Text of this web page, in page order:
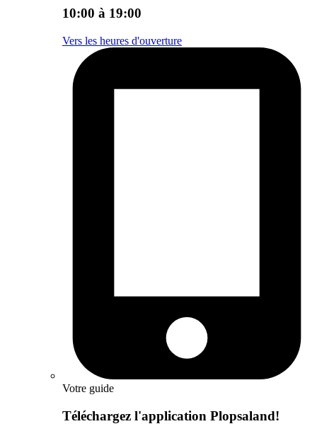
10:00 à 19:00
Vers les heures d'ouverture
Votre guide
Téléchargez l'application Plopsaland!